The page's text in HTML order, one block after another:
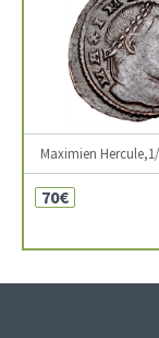
Maximien
70€